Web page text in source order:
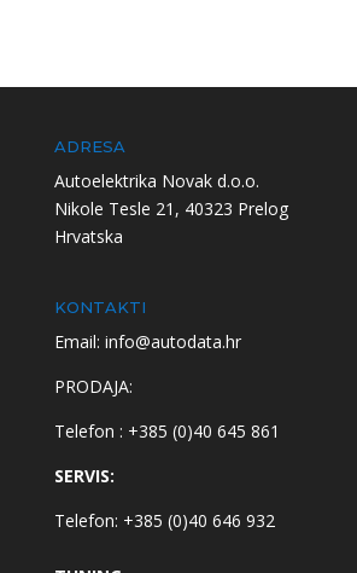
ADRESA
Autoelektrika Novak d.o.o.
Nikole Tesle 21, 40323 Prelog
Hrvatska
KONTAKTI
Email: info@autodata.hr
PRODAJA:
Telefon : +385 (0)40 645 861
SERVIS:
Telefon: +385 (0)40 646 932